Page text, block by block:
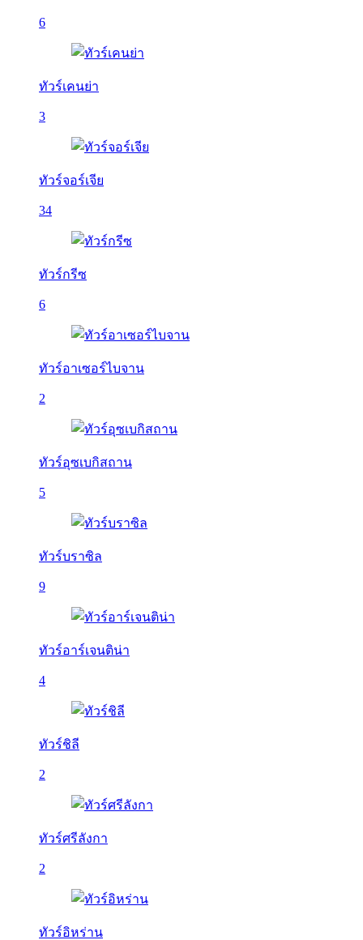
6
ทัวร์เคนย่า
3
ทัวร์จอร์เจีย
34
ทัวร์กรีซ
6
ทัวร์อาเซอร์ไบจาน
2
ทัวร์อุซเบกิสถาน
5
ทัวร์บราซิล
9
ทัวร์อาร์เจนติน่า
4
ทัวร์ชิลี
2
ทัวร์ศรีลังกา
2
ทัวร์อิหร่าน